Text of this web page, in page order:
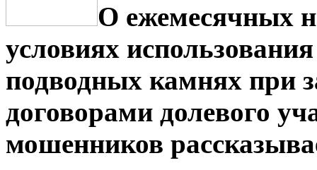
О ежемесячных
условиях
подводных камнях при
договорами долевого
мошенников